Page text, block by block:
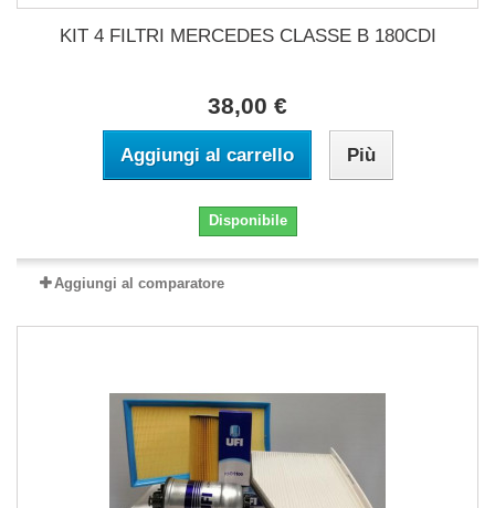
KIT 4 FILTRI MERCEDES CLASSE B 180CDI
38,00 €
Aggiungi al carrello Più
Disponibile
Aggiungi al comparatore